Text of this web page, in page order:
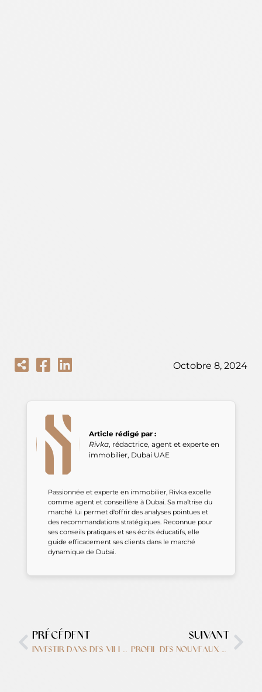
Octobre 8, 2024
Article rédigé par :
Rivka, rédactrice, agent et experte en
immobilier, Dubai UAE
Passionnée et experte en immobilier, Rivka excelle
comme agent et conseillère à Dubai. Sa maîtrise du
marché lui permet d'offrir des analyses pointues et
des recommandations stratégiques. Reconnue pour
ses conseils pratiques et ses écrits éducatifs, elle
guide efficacement ses clients dans le marché
dynamique de Dubai.
PRÉCÉDENT
Investir dans des villas de luxe à Dubaï : ce qu’il faut savoir
SUIVANT
Profil des nouveaux acheteurs d’appartements et villas à Dubaï